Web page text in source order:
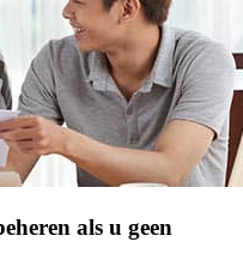
als u geen